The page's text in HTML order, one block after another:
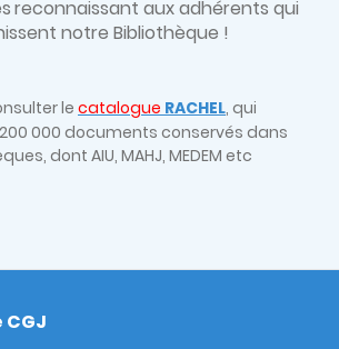
reconnaissant aux adhérents qui
notre Bibliothèque !
le catalogue RACHEL, qui
000 documents conservés dans
dont AIU, MAHJ, MEDEM etc
CGJ